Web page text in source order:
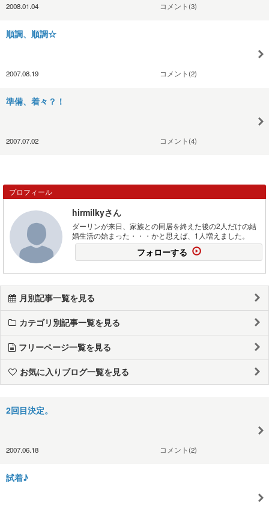
2008.01.04 コメント(3)
順調、順調☆
2007.08.19 コメント(2)
準備、着々？！
2007.07.02 コメント(4)
プロフィール
hirmilkyさん
ダーリンが来日、家族との同居を終えた後の2人だけの結
婚生活の始まった・・・かと思えば、1人増えました。
フォローする
月別記事一覧を見る
カテゴリ別記事一覧を見る
フリーページ一覧を見る
お気に入りブログ一覧を見る
2回目決定。
2007.06.18 コメント(2)
試着♪